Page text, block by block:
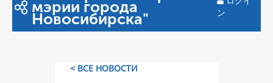
мэрии города
Новосибирска"
ン
< ВСЕ НОВОСТИ